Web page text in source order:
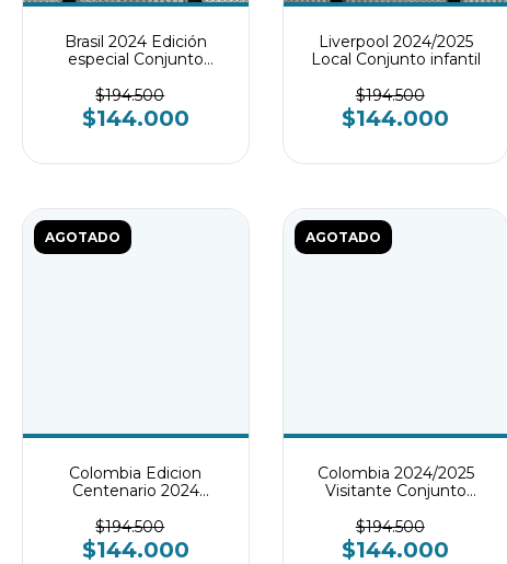
Brasil 2024 Edición
especial Conjunto
$194.500
$144.000
Liverpool 2024/2025
Local Conjunto infantil
$194.500
$144.000
AGOTADO
Colombia Edicion
Centenario 2024
$194.500
$144.000
AGOTADO
Colombia 2024/2025
Visitante Conjunto
$194.500
$144.000